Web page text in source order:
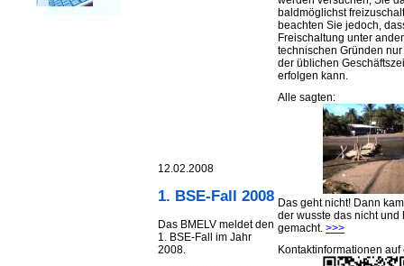
12.02.2008
1. BSE-Fall 2008
Das BMELV meldet den
1. BSE-Fall im Jahr
2008.
baldmöglichst
beachten Sie jedoch,
Freischaltung unter
technischen Gründen
der üblichen
erfolgen kann.
Alle sagten:
Das geht nicht! Dann
der wusste das nicht und
gemacht. >>>
Kontaktinformationen